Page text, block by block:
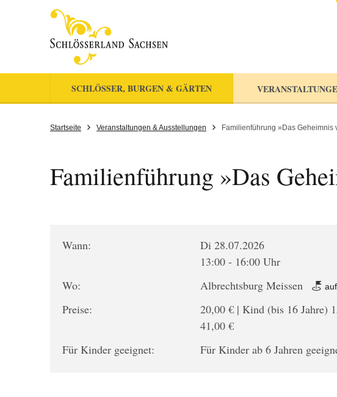
SCHLÖSSER, BURGEN & GÄRTEN
Startseite Veranstaltungen & Ausstellungen Familienführung »Das Geheimnis
Familienführung »Das
Wann:
Di 28.07.2026
13:00 - 16:00 Uhr
Wo:
Albrechtsburg Meissen
Preise:
20,00 € | Kind (bis 16 Jahre)
41,00 €
Für Kinder geeignet:
Für Kinder ab 6 Jahren